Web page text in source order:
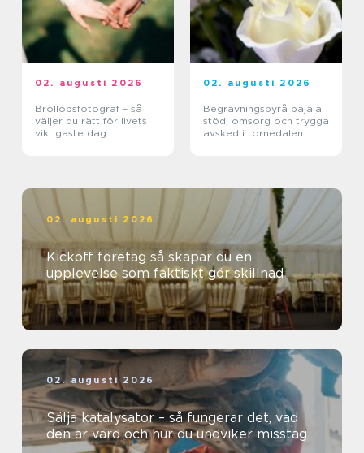
02. augusti 2026
Bröllopsfotograf – så
väljer du rätt för livets
viktigaste dag
02. augusti 2026
Begravningsbyrå pajala
stöd, omsorg och trygga
avsked i tornedalen
02. augusti 2026
Kickoff företag så skapar du en
upplevelse som faktiskt gör skillnad
02. augusti 2026
Sälja katalysator – så fungerar det, vad
den är värd och hur du undviker misstag